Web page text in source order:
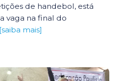
de handebol, está
vaga na final do
[saiba mais]